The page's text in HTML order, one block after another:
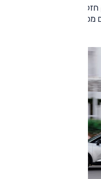
כמעט לכל נהג, והיתר
אבזור נאה, אך ללא